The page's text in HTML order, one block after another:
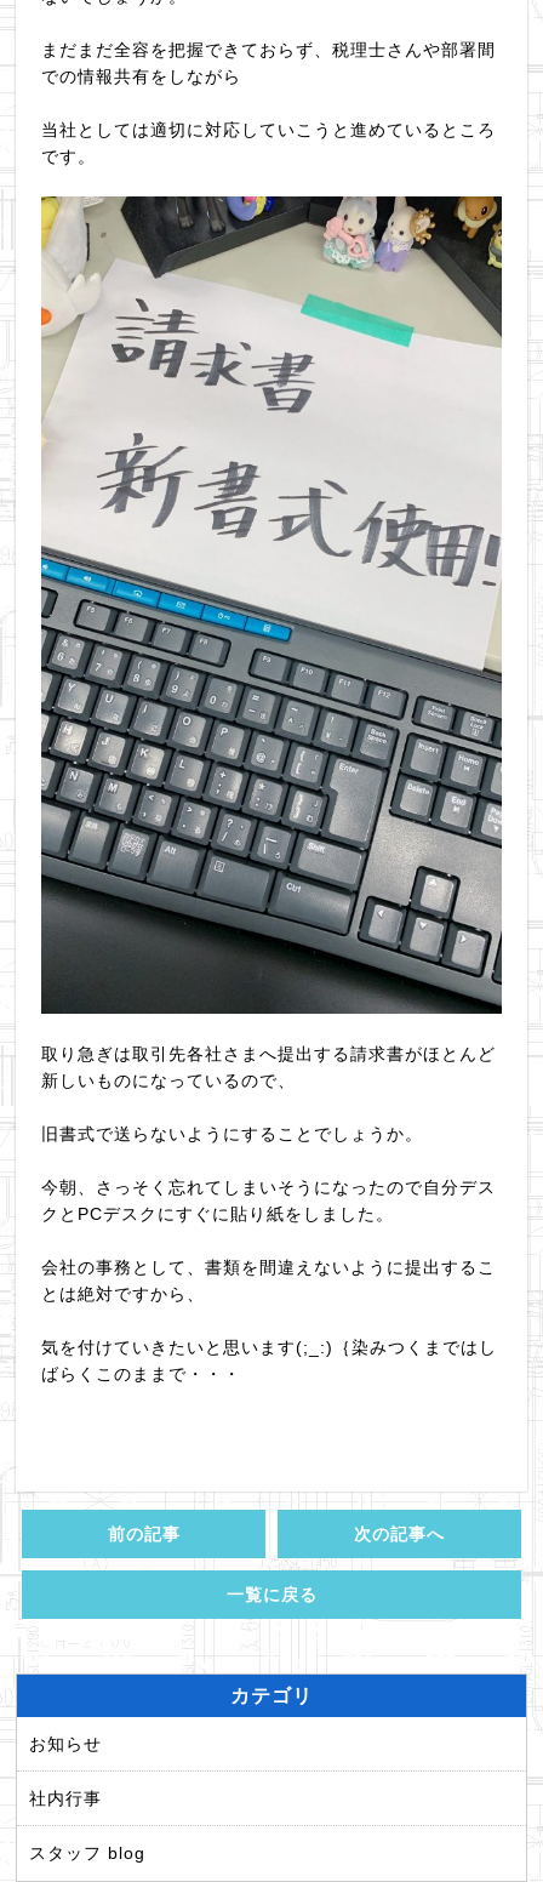
まだまだ全容を把握できておらず、税理士さんや部署間
での情報共有をしながら
当社としては適切に対応していこうと進めているところ
です。
取り急ぎは取引先各社さまへ提出する請求書がほとんど
新しいものになっているので、
旧書式で送らないようにすることでしょうか。
今朝、さっそく忘れてしまいそうになったので自分デス
クとPCデスクにすぐに貼り紙をしました。
会社の事務として、書類を間違えないように提出するこ
とは絶対ですから、
気を付けていきたいと思います(;_:)｛染みつくまではし
ばらくこのままで・・・
前の記事 次の記事へ
一覧に戻る
カテゴリ
お知らせ
社内行事
スタッフ blog